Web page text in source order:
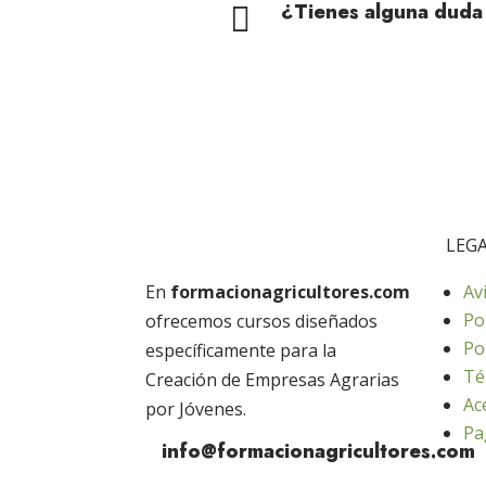
 ¿Tienes alguna
En formacionagricultores.com
ofrecemos cursos diseñados
específicamente para la
Creación de Empresas Agrarias
por Jóvenes.
info@formacionagricultores.com